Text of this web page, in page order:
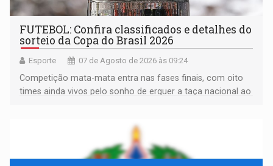
FUTEBOL: Confira classificados e detalhes do
sorteio da Copa do Brasil 2026
Esporte 07 de Agosto de 2026 às 09:24
Competição mata-mata entra nas fases finais, com oito
times ainda vivos pelo sonho de erguer a taça nacional ao